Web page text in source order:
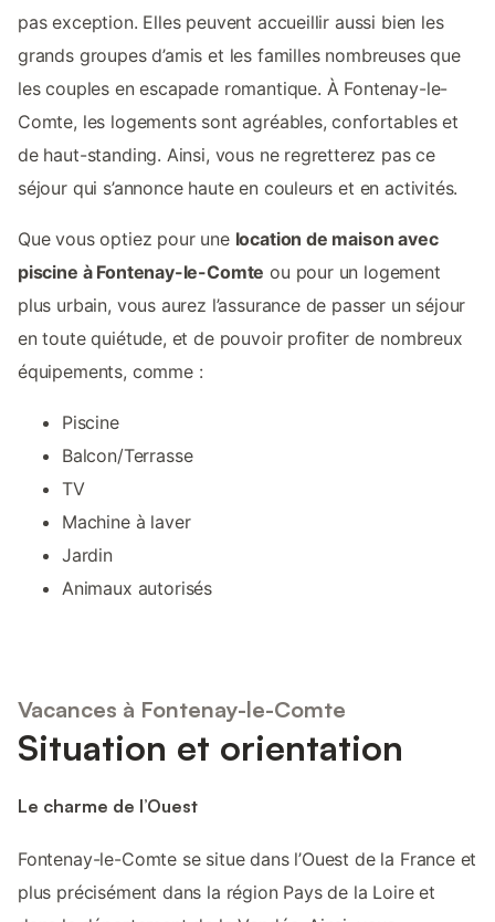
pas exception. Elles peuvent accueillir aussi bien les
grands groupes d’amis et les familles nombreuses que
les couples en escapade romantique. À Fontenay-le-
Comte, les logements sont agréables, confortables et
de haut-standing. Ainsi, vous ne regretterez pas ce
séjour qui s’annonce haute en couleurs et en activités.
Que vous optiez pour une location de maison avec
piscine à Fontenay-le-Comte ou pour un logement
plus urbain, vous aurez l’assurance de passer un séjour
en toute quiétude, et de pouvoir profiter de nombreux
équipements, comme :
Piscine
Balcon/Terrasse
TV
Machine à laver
Jardin
Animaux autorisés
Vacances à Fontenay-le-Comte
Situation et orientation
Le charme de l’Ouest
Fontenay-le-Comte se situe dans l’Ouest de la France et
plus précisément dans la région Pays de la Loire et